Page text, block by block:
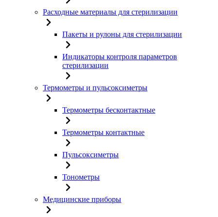
Расходные материалы для стерилизации
Пакеты и рулоны для стерилизации
Индикаторы контроля параметров
стерилизации
Термометры и пульсоксиметры
Термометры бесконтактные
Термометры контактные
Пульсоксиметры
Тонометры
Медицинские приборы